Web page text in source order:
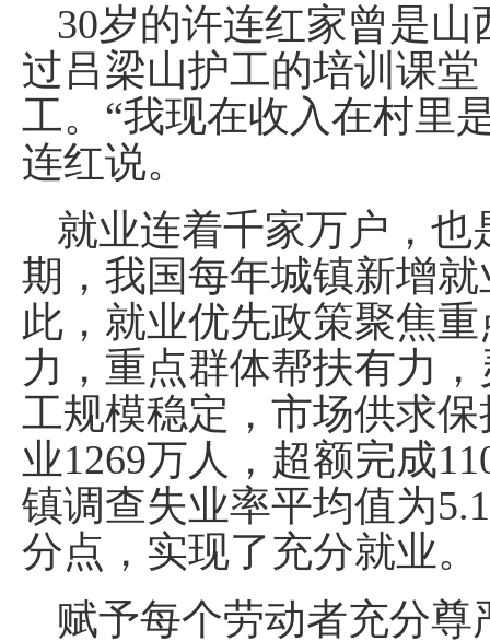
30岁的许连红家曾是
过吕梁山护工的培训课
工。“我现在收入在村里
连红说。
就业连着千家万户，也
期，我国每年城镇新增
此，就业优先政策聚焦
力，重点群体帮扶有力
工规模稳定，市场供求
业1269万人，超额完成
镇调查失业率平均值为
分点，实现了充分就业。
赋予每个劳动者充分